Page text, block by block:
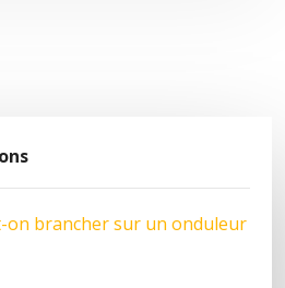
on brancher sur un onduleur